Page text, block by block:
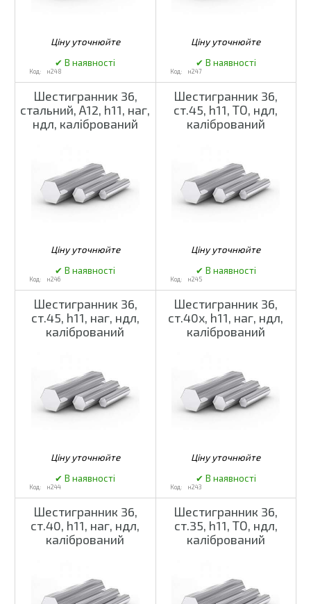
н248 н247
Шестигранник 36,
стальний, А12, h11, наг,
ндл, калібрований
н246
Шестигранник 36,
ст.45, h11, ТО, ндл,
калібрований
н245
Шестигранник 36,
ст.45, h11, наг, ндл,
калібрований
н244
Шестигранник 36,
ст.40х, h11, наг, ндл,
калібрований
н243
Шестигранник 36,
ст.40, h11, наг, ндл,
калібрований
Шестигранник 36,
ст.35, h11, ТО, ндл,
калібрований